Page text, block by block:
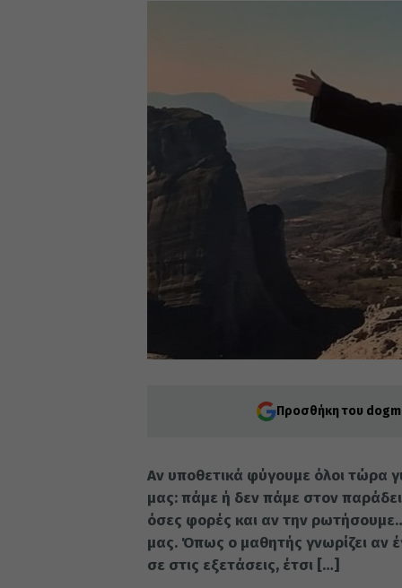
Προσθήκη του
Αν υπο­θε­τι­κά φύ­γου­με όλοι τώρα
μας: πάμε ή δεν πάμε στον
όσες φο­ρές και αν την
μας. Όπως ο μα­θη­τής γνω­ρί­ζει
σε στις εξε­τά­σεις, έτσι […]